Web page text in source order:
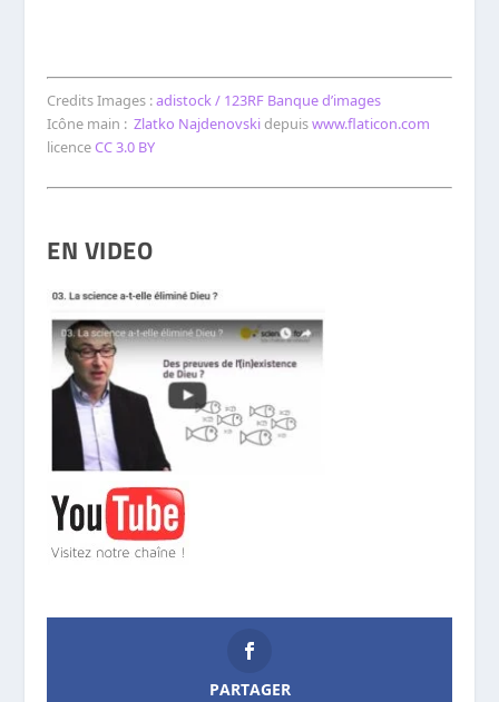
Credits Images :adistock / 123RF Banque d’images
Icône main :Zlatko Najdenovskidepuiswww.flaticon.com
licenceCC 3.0 BY
EN VIDEO
PARTAGER